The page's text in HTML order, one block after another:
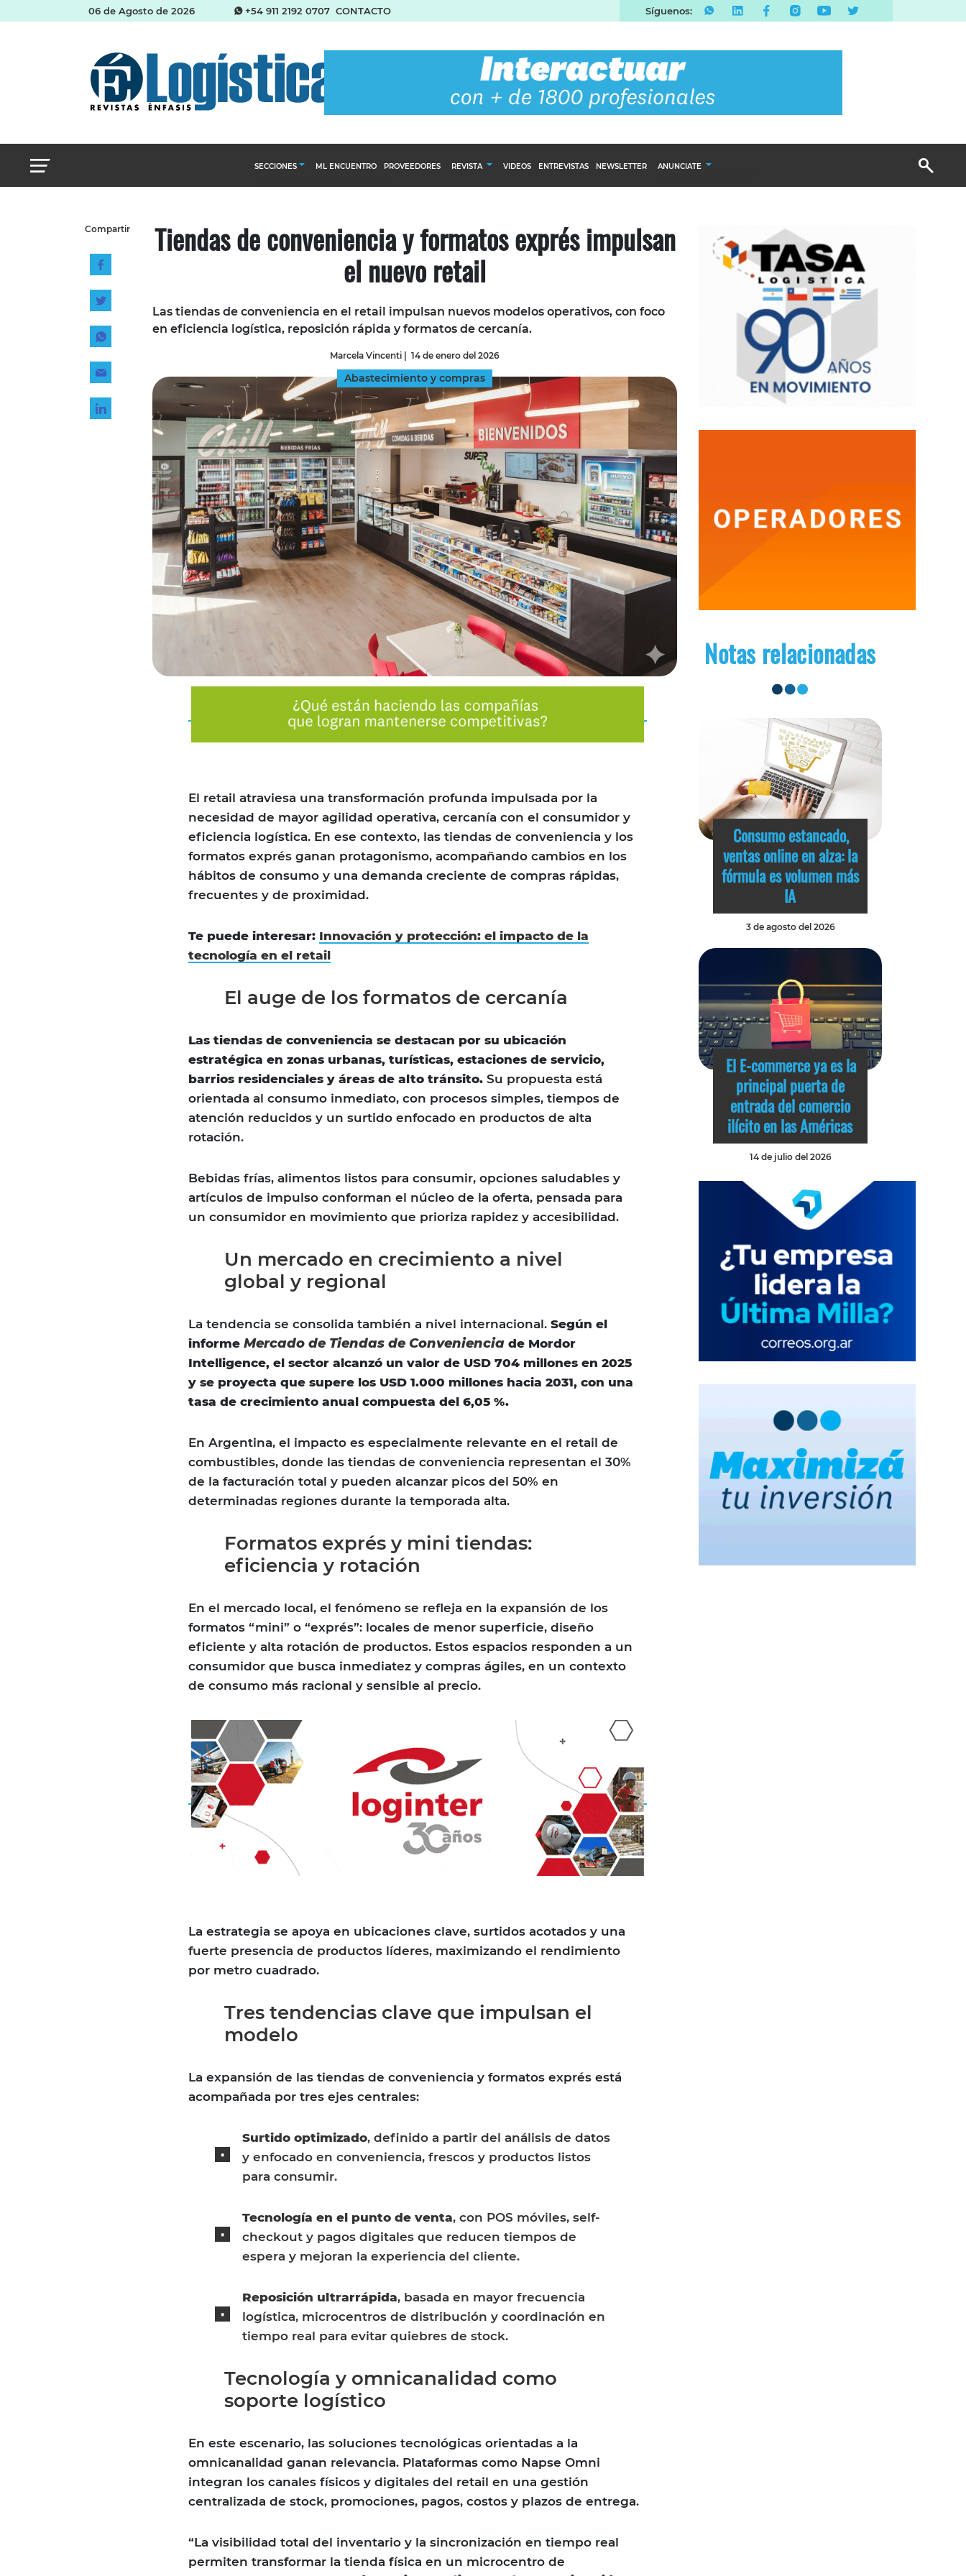
06 de Agosto de 2026 +54 911 2192 0707 CONTACTO Síguenos:
SECCIONES
Almacenes e inventarios
Cadena de Suministro del Agro
Logística y distribución
Management
Tecnología
ML ENCUENTRO PROVEEDORES REVISTA
INGRESAR
SUSCRÍBASE
VIDEOS ENTREVISTAS NEWSLETTER ANUNCIATE
Branded Content
Publicidad Revista
Compartir Tiendas de conveniencia y formatos exprés impulsan
el nuevo retail
Las tiendas de conveniencia en el retail impulsan nuevos modelos operativos, con foco
en eficiencia logística, reposición rápida y formatos de cercanía.
Marcela Vincenti 14 de enero del 2026
Abastecimiento y compras
El retail atraviesa una transformación profunda impulsada por la
necesidad de mayor agilidad operativa, cercanía con el consumidor y
eficiencia logística. En ese contexto, las tiendas de conveniencia y los
formatos exprés ganan protagonismo, acompañando cambios en los
hábitos de consumo y una demanda creciente de compras rápidas,
frecuentes y de proximidad.
Te puede interesar: Innovación y protección: el impacto de la
tecnología en el retail
El auge de los formatos de cercanía
Las tiendas de conveniencia se destacan por su ubicación
estratégica en zonas urbanas, turísticas, estaciones de servicio,
barrios residenciales y áreas de alto tránsito. Su propuesta está
orientada al consumo inmediato, con procesos simples, tiempos de
atención reducidos y un surtido enfocado en productos de alta
rotación.
Bebidas frías, alimentos listos para consumir, opciones saludables y
artículos de impulso conforman el núcleo de la oferta, pensada para
un consumidor en movimiento que prioriza rapidez y accesibilidad.
Un mercado en crecimiento a nivel
global y regional
La tendencia se consolida también a nivel internacional. Según el
informe Mercado de Tiendas de Conveniencia de Mordor
Intelligence, el sector alcanzó un valor de USD 704 millones en 2025
y se proyecta que supere los USD 1.000 millones hacia 2031, con una
tasa de crecimiento anual compuesta del 6,05 %.
En Argentina, el impacto es especialmente relevante en el retail de
combustibles, donde las tiendas de conveniencia representan el 30%
de la facturación total y pueden alcanzar picos del 50% en
determinadas regiones durante la temporada alta.
Formatos exprés y mini tiendas:
eficiencia y rotación
En el mercado local, el fenómeno se refleja en la expansión de los
formatos “mini” o “exprés”: locales de menor superficie, diseño
eficiente y alta rotación de productos. Estos espacios responden a un
consumidor que busca inmediatez y compras ágiles, en un contexto
de consumo más racional y sensible al precio.
La estrategia se apoya en ubicaciones clave, surtidos acotados y una
fuerte presencia de productos líderes, maximizando el rendimiento
por metro cuadrado.
Tres tendencias clave que impulsan el
modelo
La expansión de las tiendas de conveniencia y formatos exprés está
acompañada por tres ejes centrales:
Surtido optimizado, definido a partir del análisis de datos
y enfocado en conveniencia, frescos y productos listos
para consumir.
Tecnología en el punto de venta, con POS móviles, self-
checkout y pagos digitales que reducen tiempos de
espera y mejoran la experiencia del cliente.
Reposición ultrarrápida, basada en mayor frecuencia
logística, microcentros de distribución y coordinación en
tiempo real para evitar quiebres de stock.
Tecnología y omnicanalidad como
soporte logístico
En este escenario, las soluciones tecnológicas orientadas a la
omnicanalidad ganan relevancia. Plataformas como Napse Omni
integran los canales físicos y digitales del retail en una gestión
centralizada de stock, promociones, pagos, costos y plazos de entrega.
“La visibilidad total del inventario y la sincronización en tiempo real
permiten transformar la tienda física en un microcentro de
Notas relacionadas
Consumo estancado,
ventas online en alza: la
fórmula es volumen más
IA
3 de agosto del 2026
El E-commerce ya es la
principal puerta de
entrada del comercio
ilícito en las Américas
14 de julio del 2026